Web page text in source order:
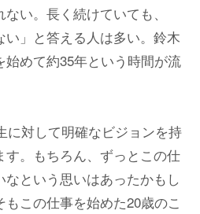
い。長く続けていても、
い」と答える人は多い。鈴木
始めて約35年という時間が流
に対して明確なビジョンを持
す。もちろん、ずっとこの仕
という思いはあったかもし
この仕事を始めた20歳のこ